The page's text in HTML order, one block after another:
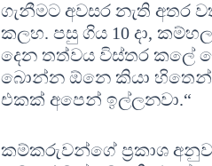
ගැනීමට අවසර නැති අතර
කලහ. පසු ගිය 10 දා,
දෙන තත්වය විස්තර කලේ
බොන්න ඕනෙ කියා
එකක් අපෙන් ඉල්ලනවා.“
කම්කරුවන්ගේ ප්‍රකාශ